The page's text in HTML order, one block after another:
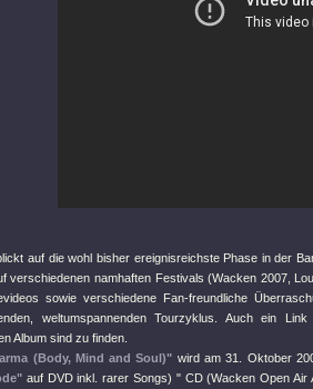
auf die wohl bisher ereignisreichste Phase in der
verschiedenen namhaften Festivals (Wacken 2007,
sowie verschiedene Fan-freundliche
weltumspannenden Tourzyklus. Auch ein
Album sind zu finden.
(Body, Mind and Soul)" wird am 31. Oktober
auf DVD inkl. rarer Songs) "CD (Wacken Open Air